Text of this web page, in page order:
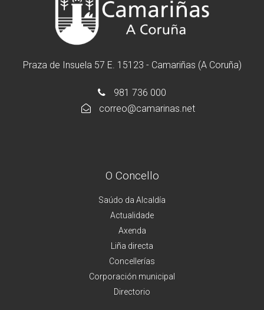
Praza de Insuela 57 E. 15123 - Camariñas (A Coruña)
981 736 000
correo@camarinas.net
O Concello
Saúdo da Alcaldía
Actualidade
Axenda
Liña directa
Concellerías
Corporación municipal
Directorio